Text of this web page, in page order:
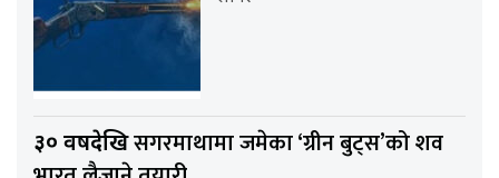
३० वर्षदेखिसगरमाथामा जमेका ‘ग्रीन बुट्स’को शव